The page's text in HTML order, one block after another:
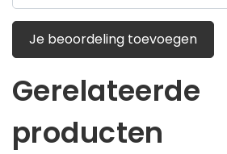
Je beoordeling toevoegen
Gerelateerde
producten